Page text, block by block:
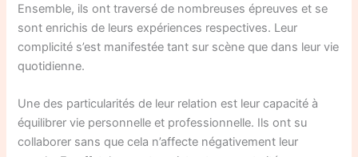
Ensemble, ils ont traversé de nombreuses épreuves et se
sont enrichis de leurs expériences respectives. Leur
complicité s’est manifestée tant sur scène que dans leur vie
quotidienne.
Une des particularités de leur relation est leur capacité à
équilibrer vie personnelle et professionnelle. Ils ont su
collaborer sans que cela n’affecte négativement leur